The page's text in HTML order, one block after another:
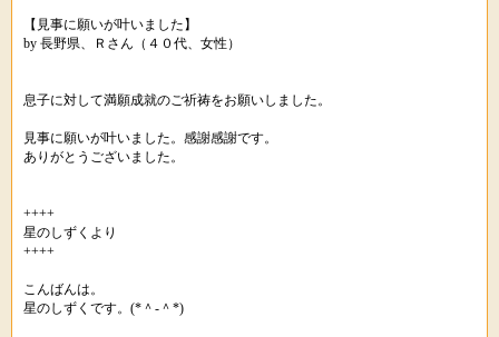
【見事に願いが叶いました】
by 長野県、Ｒさん（４０代、女性）
息子に対して満願成就のご祈祷をお願いしました。
見事に願いが叶いました。感謝感謝です。
ありがとうございました。
++++
星のしずくより
++++
こんばんは。
星のしずくです。(*＾-＾*)